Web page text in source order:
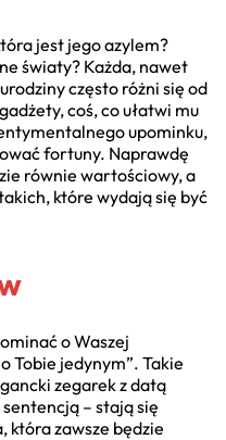
jest jego azylem?
światy? Każda, nawet
często różni się od
coś, co ułatwi mu
upominku,
fortuny. Naprawdę
równie wartościowy, a
które wydają się być
o Waszej
Tobie jedynym”. Takie
zegarek z datą
– stają się
zawsze będzie